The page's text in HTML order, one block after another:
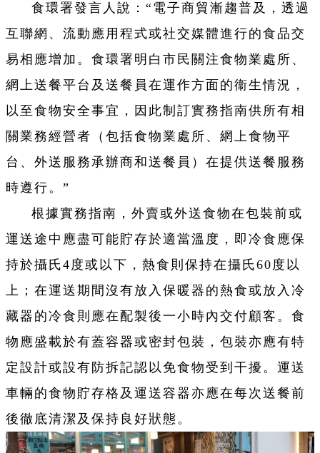
食環署發言人說：“電子商貿漸趨普及，透過
互聯網、流動應用程式或社交媒體進行的食品交
易相應增加。食環署明白市民關注食物業處所、
網上送餐平台及送餐員在運作方面的衞生情況，
以至食物安全事宜，因此制訂實務指南供所有相
關業務經營者（包括食物業處所、網上食物平
台、外送服務承辦商和送餐員）在提供送餐服務
時遵行。”
根據實務指南，外賣或外送食物在包裝前或
運送途中應盡可能貯存於適當溫度，即冷食應保
持於攝氏4度或以下，熱食則保持在攝氏60度以
上；在運送期間沒有放入保暖器的熱食或放入冷
藏器的冷食則應在配製後一小時內交付顧客。食
物應盛載於有蓋容器或密封包裝，包裝亦應有特
定設計或設有防拆記認以免食物受到干擾。運送
車輛的食物貯存格及運送容器亦應在每次送餐前
後徹底清潔及保持良好狀態。